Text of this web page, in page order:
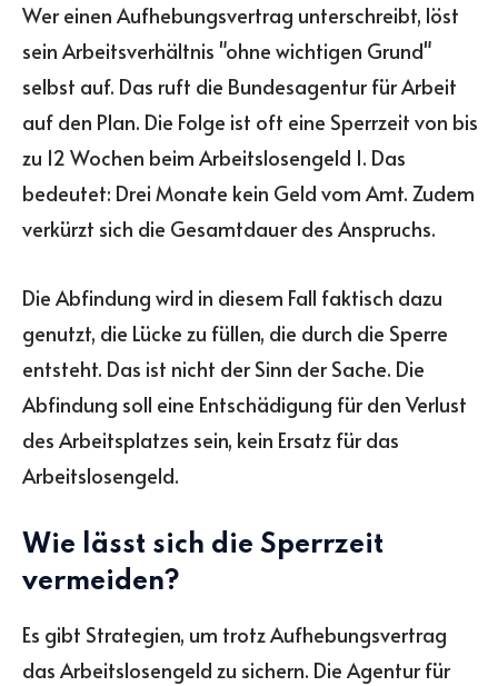
Wer einen Aufhebungsvertrag unterschreibt, löst
sein Arbeitsverhältnis "ohne wichtigen Grund"
selbst auf. Das ruft die Bundesagentur für Arbeit
auf den Plan. Die Folge ist oft eine Sperrzeit von bis
zu 12 Wochen beim Arbeitslosengeld I. Das
bedeutet: Drei Monate kein Geld vom Amt. Zudem
verkürzt sich die Gesamtdauer des Anspruchs.
Die Abfindung wird in diesem Fall faktisch dazu
genutzt, die Lücke zu füllen, die durch die Sperre
entsteht. Das ist nicht der Sinn der Sache. Die
Abfindung soll eine Entschädigung für den Verlust
des Arbeitsplatzes sein, kein Ersatz für das
Arbeitslosengeld.
Wie lässt sich die Sperrzeit
vermeiden?
Es gibt Strategien, um trotz Aufhebungsvertrag
das Arbeitslosengeld zu sichern. Die Agentur für